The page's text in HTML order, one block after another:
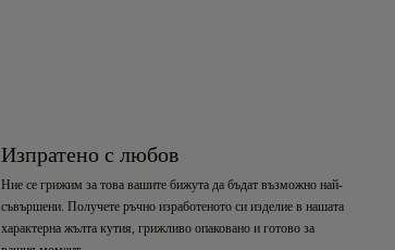
Изпратено с любов
Ние се грижим за това вашите бижута да бъдат възможно най-
съвършени. Получете ръчно изработеното си изделие в нашата
характерна жълта кутия, грижливо опаковано и готово за